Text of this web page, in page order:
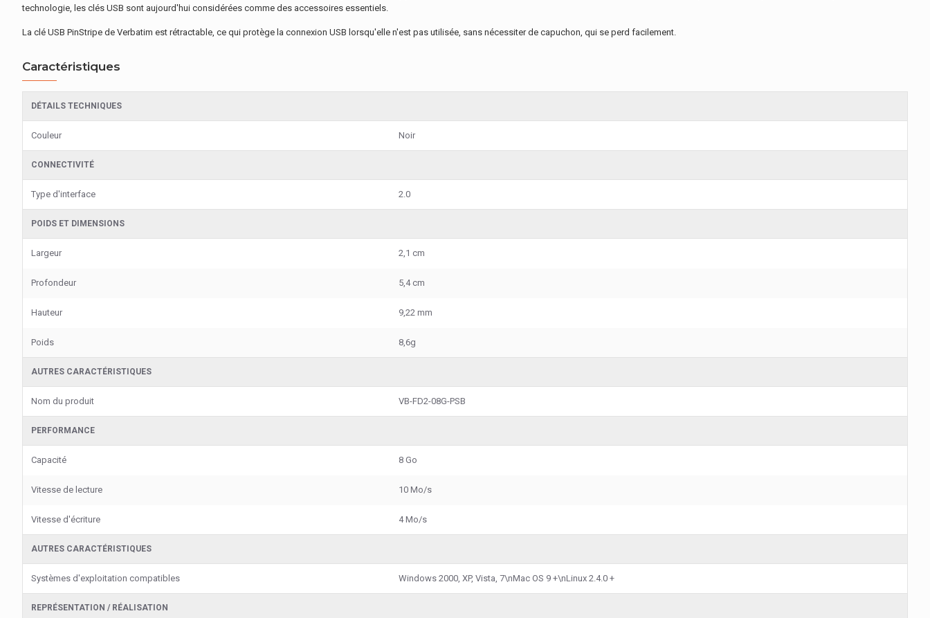
technologie, les clés USB sont aujourd'hui considérées comme des accessoires essentiels.
La clé USB PinStripe de Verbatim est rétractable, ce qui protège la connexion USB lorsqu'elle n'est pas utilisée, sans nécessiter de capuchon, qui se perd facilement.
Caractéristiques
DÉTAILS TECHNIQUES
Couleur Noir
CONNECTIVITÉ
Type d'interface 2.0
POIDS ET DIMENSIONS
Largeur 2,1 cm
Profondeur 5,4 cm
Hauteur 9,22 mm
Poids 8,6g
AUTRES CARACTÉRISTIQUES
Nom du produit VB-FD2-08G-PSB
PERFORMANCE
Capacité 8 Go
Vitesse de lecture 10 Mo/s
Vitesse d'écriture 4 Mo/s
AUTRES CARACTÉRISTIQUES
Systèmes d'exploitation compatibles Windows 2000, XP, Vista, 7\nMac OS 9 +\nLinux 2.4.0 +
REPRÉSENTATION / RÉALISATION